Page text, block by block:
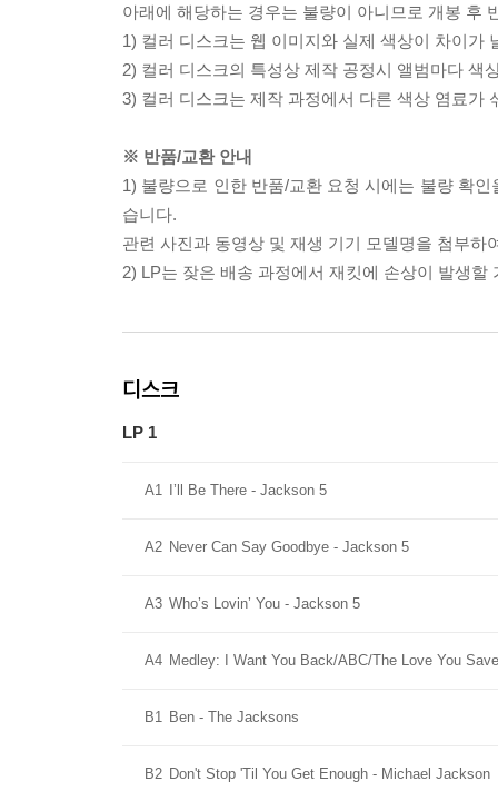
아래에 해당하는 경우는 불량이 아니므로 개봉 후
1) 컬러 디스크는 웹 이미지와 실제 색상이 차이가
2) 컬러 디스크의 특성상 제작 공정시 앨범마다 색
3) 컬러 디스크는 제작 과정에서 다른 색상 염료가
※ 반품/교환 안내
1) 불량으로 인한 반품/교환 요청 시에는 불량 확
습니다.
관련 사진과 동영상 및 재생 기기 모델명을 첨부하
2) LP는 잦은 배송 과정에서 재킷에 손상이 발생
디스크
LP 1
A1 I’ll Be There - Jackson 5
A2 Never Can Say Goodbye - Jackson 5
A3 Who’s Lovin’ You - Jackson 5
A4 Medley: I Want You Back/ABC/The Love You
B1 Ben - The Jacksons
B2 Don't Stop 'Til You Get Enough - Michael Jackson